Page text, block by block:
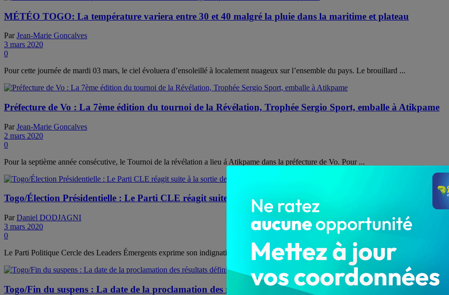
MÉTÉO TOGO: La température variera entre 30 et 40 malgré la pluie dans la maritime et plateau
Par Jean-Marie Goncalves
3 mars 2020
0
Pour cette journée de mardi 03 mars, le ciel évoluera d’ensoleillé à localement nuageux sur l’ensemble du pays. Le brouillard ...
Préfecture de Vo : La 7ème édition du tournoi de la Révélation, Trophée Sergio Sport, emballe à Atikpame
Par Jean-Marie Goncalves
2 mars 2020
0
Pour la septième année consécutive, le Tournoi de la révélation a lieu á Atikpame dans la préfecture de Vo. Pour ...
Togo/Élection Présidentielle : Le Parti CLE réagit suite à la sortie des Évêques du Togo
Par Daniel DODJAGNI
3 mars 2020
0
Le Parti Politique Cercle des Leaders Émergents exprime son indignation face à la note rendue publique le dimanche 1er mars ...
Togo/Fin du suspens : La date de la proclamation des résultats définitifs connue